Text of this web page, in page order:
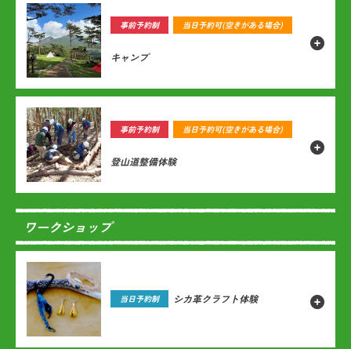
事前予約制 当日予約可(空きがある場合)
キャンプ
事前予約制 当日予約可(空きがある場合)
登山道整備体験
ワークショップ
当日予約制 シカ革クラフト体験